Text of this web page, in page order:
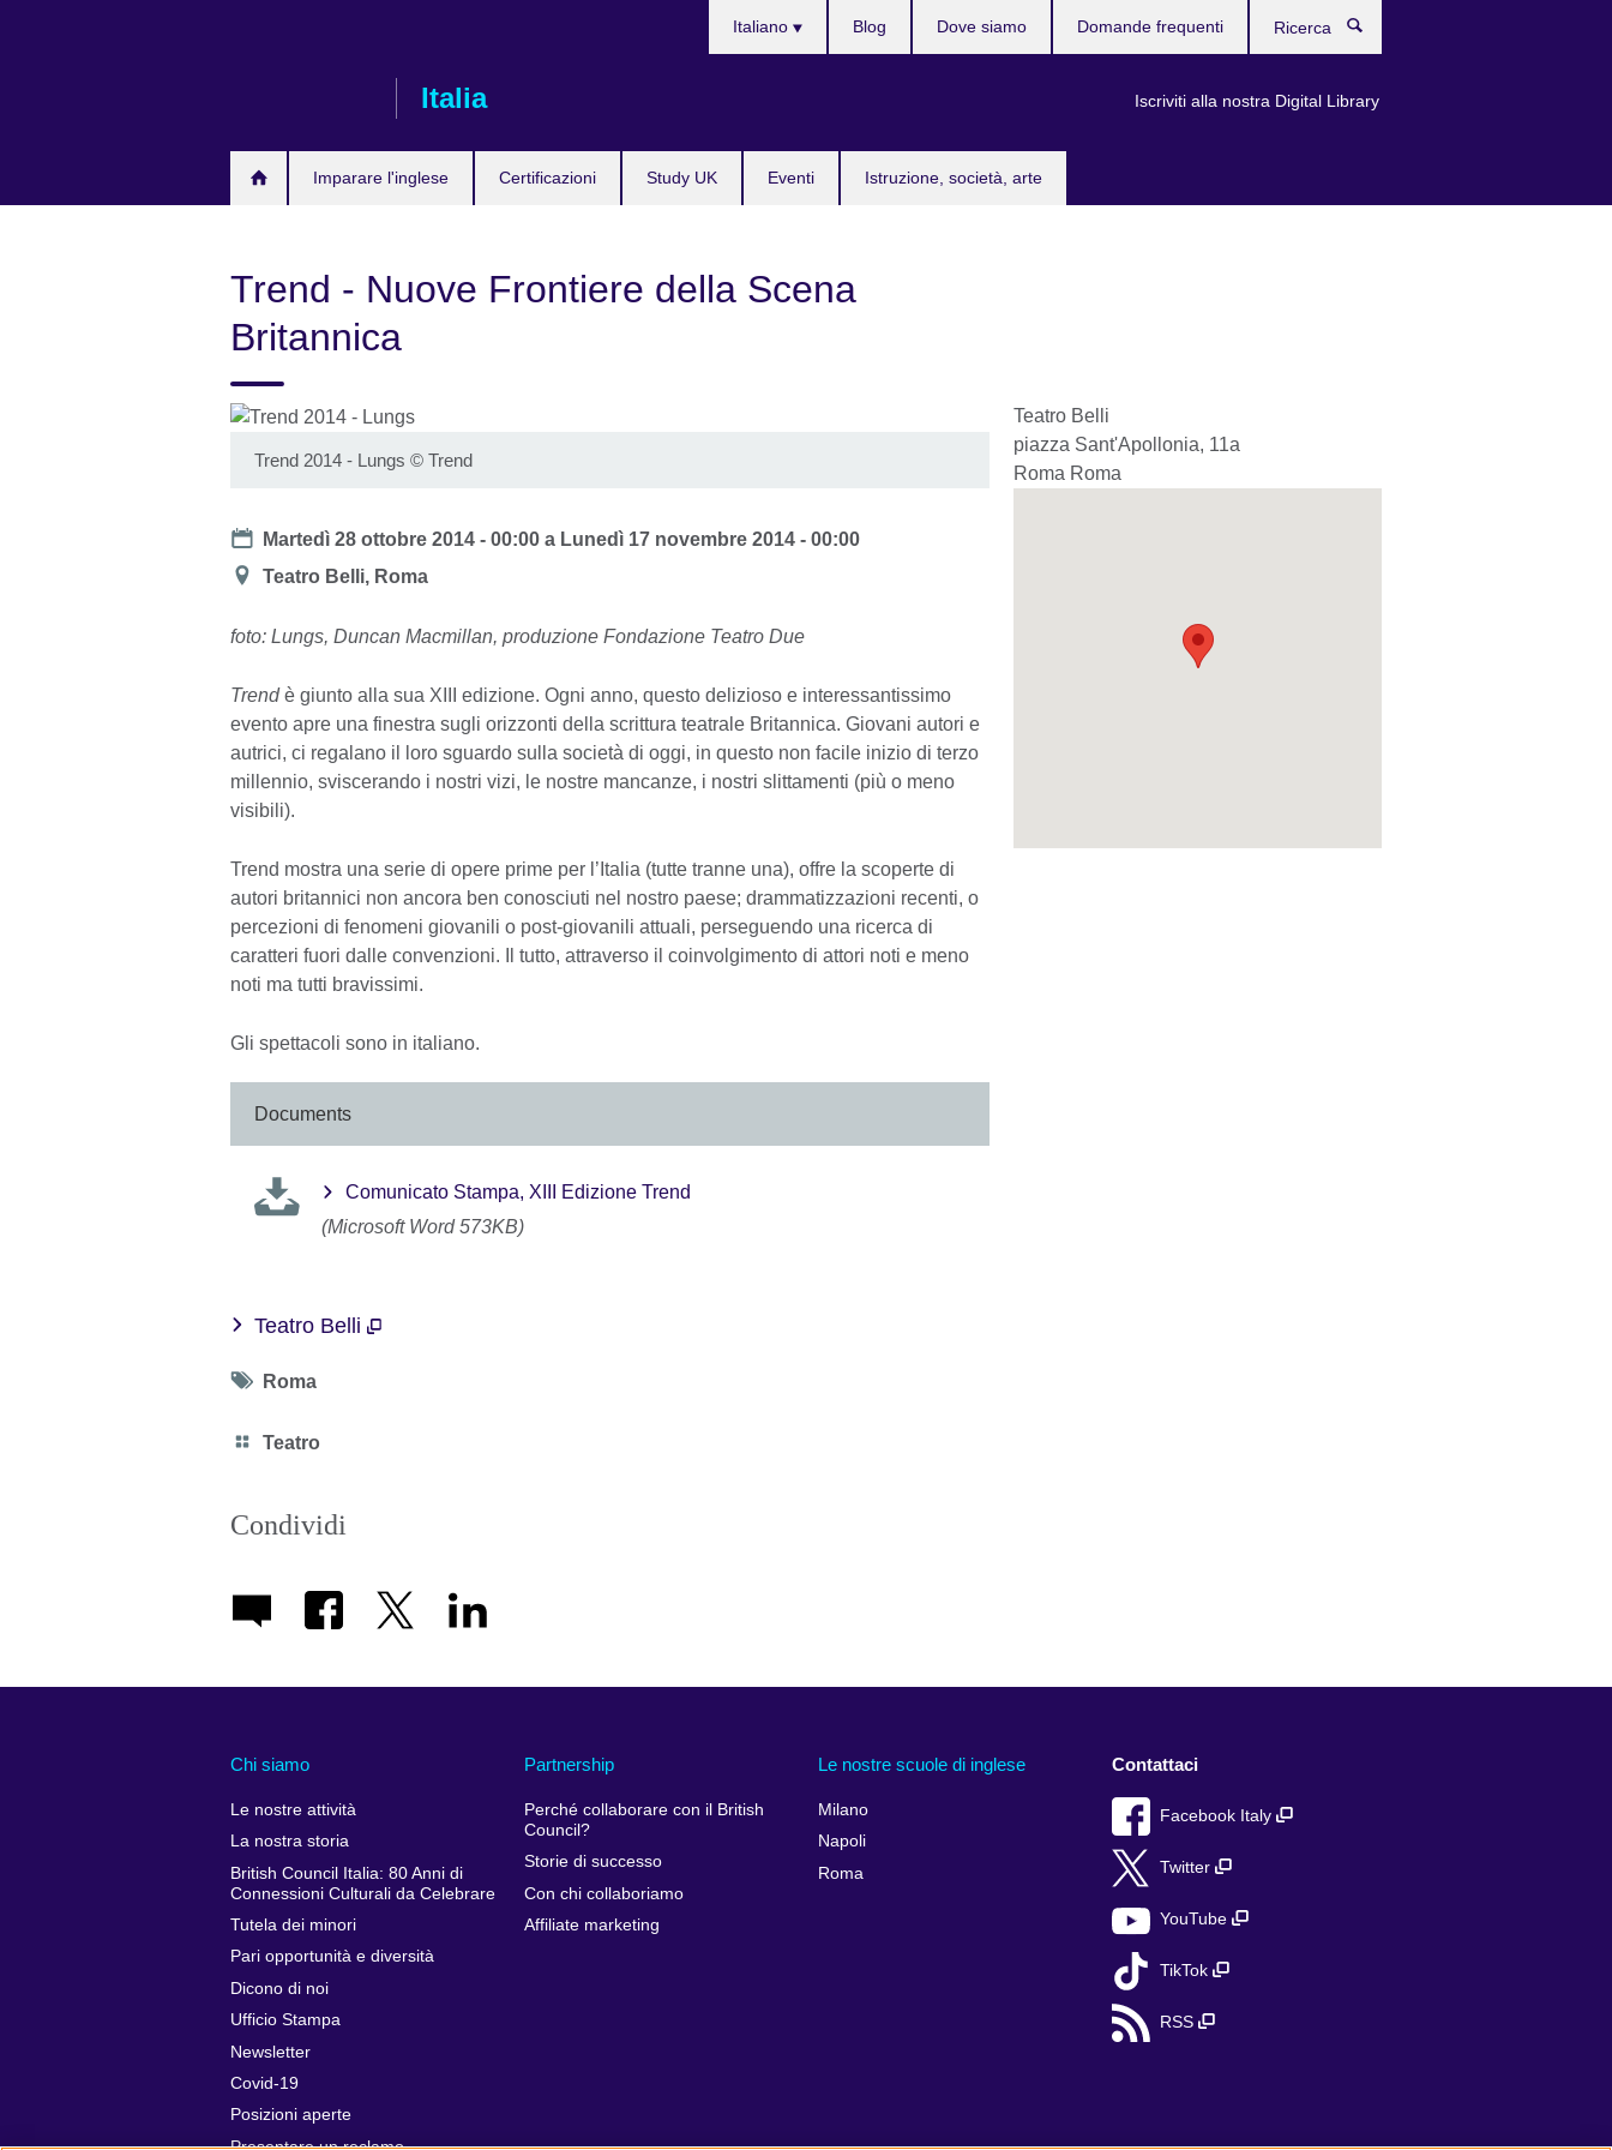
Italia
Imparare l'inglese Certificazioni Study UK Eventi Istruzione, società, arte
Italiano
Iscriviti alla nostra Digital Library
Blog Dove siamo Domande frequenti
Trend - Nuove Frontiere della Scena
Britannica
Trend 2014 - Lungs © Trend
Date
Martedì 28 ottobre 2014 - 00:00 a Lunedì 17 novembre 2014 - 00:00
Location
Teatro Belli, Roma
foto: Lungs, Duncan Macmillan, produzione Fondazione Teatro Due
Trendè giunto alla sua XIII edizione. Ogni anno, questo delizioso e interessantissimo
evento apre una finestra sugli orizzonti della scrittura teatrale Britannica. Giovani autori e
autrici, ci regalano il loro sguardo sulla società di oggi, in questo non facile inizio di terzo
millennio, sviscerando i nostri vizi, le nostre mancanze, i nostri slittamenti (più o meno
visibili).
Trend mostra una serie di opere prime per l’Italia (tutte tranne una), offre la scoperte di
autori britannici non ancora ben conosciuti nel nostro paese; drammatizzazioni recenti, o
percezioni di fenomeni giovanili o post-giovanili attuali, perseguendo una ricerca di
caratteri fuori dalle convenzioni. Il tutto, attraverso il coinvolgimento di attori noti e meno
noti ma tutti bravissimi.
Gli spettacoli sono in italiano.
Documents
Comunicato Stampa, XIII Edizione Trend
(Microsoft Word 573KB)
Teatro Belli
Tag
Roma
Category
Teatro
Condividi
Teatro Belli
piazza Sant'Apollonia, 11a
Roma Roma
Chi siamo
Le nostre attività
La nostra storia
British Council Italia: 80 Anni di
Connessioni Culturali da Celebrare
Tutela dei minori
Pari opportunità e diversità
Dicono di noi
Ufficio Stampa
Newsletter
Covid-19
Posizioni aperte
Partnership
Perché collaborare con il British
Council?
Storie di successo
Con chi collaboriamo
Affiliate marketing
Le nostre scuole di inglese
Milano
Napoli
Roma
Contattaci
Facebook Italy
Twitter
YouTube
TikTok
RSS